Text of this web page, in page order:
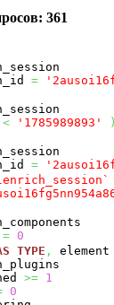
361
=
< '1785989893'
)
=
= 0
TYPE , element
>= 1
0